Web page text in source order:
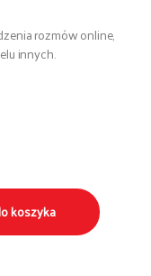
rozmów online,
innych.
koszyka